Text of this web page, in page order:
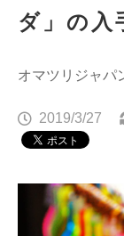
ダ」の入
オマツリジャパ
2019/3/27